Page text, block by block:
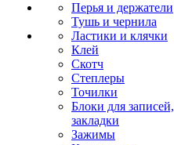
Перья и держатели
Тушь и чернила
Ластики и клячки
Клей
Скотч
Степлеры
Точилки
Блоки для записей,
закладки
Зажимы